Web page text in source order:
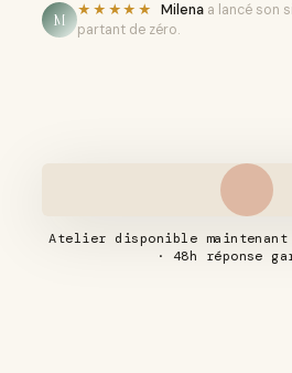
M
★★★★★ Milena a lancé son
partant de zéro.
Atelier disponible
· 48h réponse